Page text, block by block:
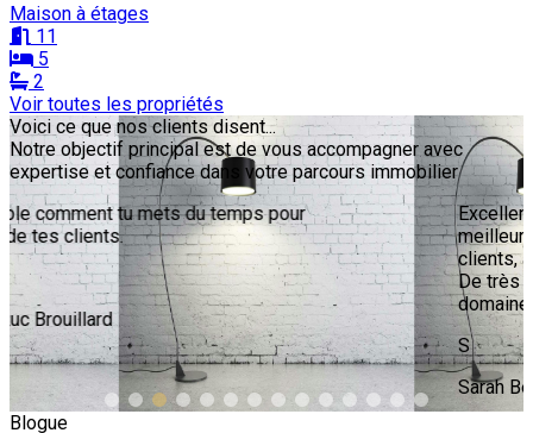
Maison à étages
11
5
2
Voir toutes les propriétés
+
−
Voici ce que nos clients disent...
Notre objectif principal est de vous accompagner avec
expertise et confiance dans votre parcours immobilier
Excellente courtière immobilière, je dirais même la
meilleure! Présente en tout temps pour ses
clients, à l’écoute des goûts et tellement gentille!
De très bons conseils avec des contacts dans le
domaine qui sont de l’or également.
S
Sarah Bérubé